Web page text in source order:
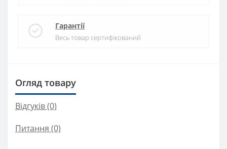
Гарантії
Весь товар сертифікований
Огляд товару
Відгуків (0)
Питання (0)